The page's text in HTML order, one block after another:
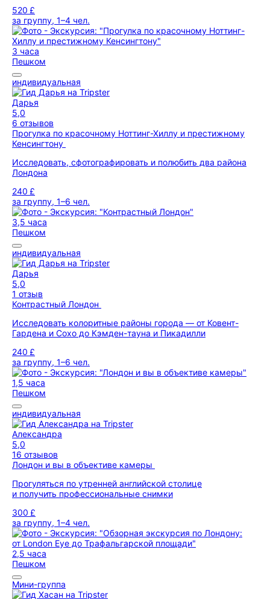
520 £
за группу, 1–4 чел.
3 часа
Пешком
индивидуальная
Дарья
5,0
6 отзывов
Прогулка по красочному Ноттинг-Хиллу и престижному
Кенсингтону
Исследовать, сфотографировать и полюбить два района
Лондона
240 £
за группу, 1–6 чел.
3,5 часа
Пешком
индивидуальная
Дарья
5,0
1 отзыв
Контрастный Лондон
Исследовать колоритные районы города — от Ковент-
Гардена и Сохо до Кэмден-тауна и Пикадилли
240 £
за группу, 1–6 чел.
1,5 часа
Пешком
индивидуальная
Александра
5,0
16 отзывов
Лондон и вы в объективе камеры
Прогуляться по утренней английской столице
и получить профессиональные снимки
300 £
за группу, 1–4 чел.
2,5 часа
Пешком
Мини-группа